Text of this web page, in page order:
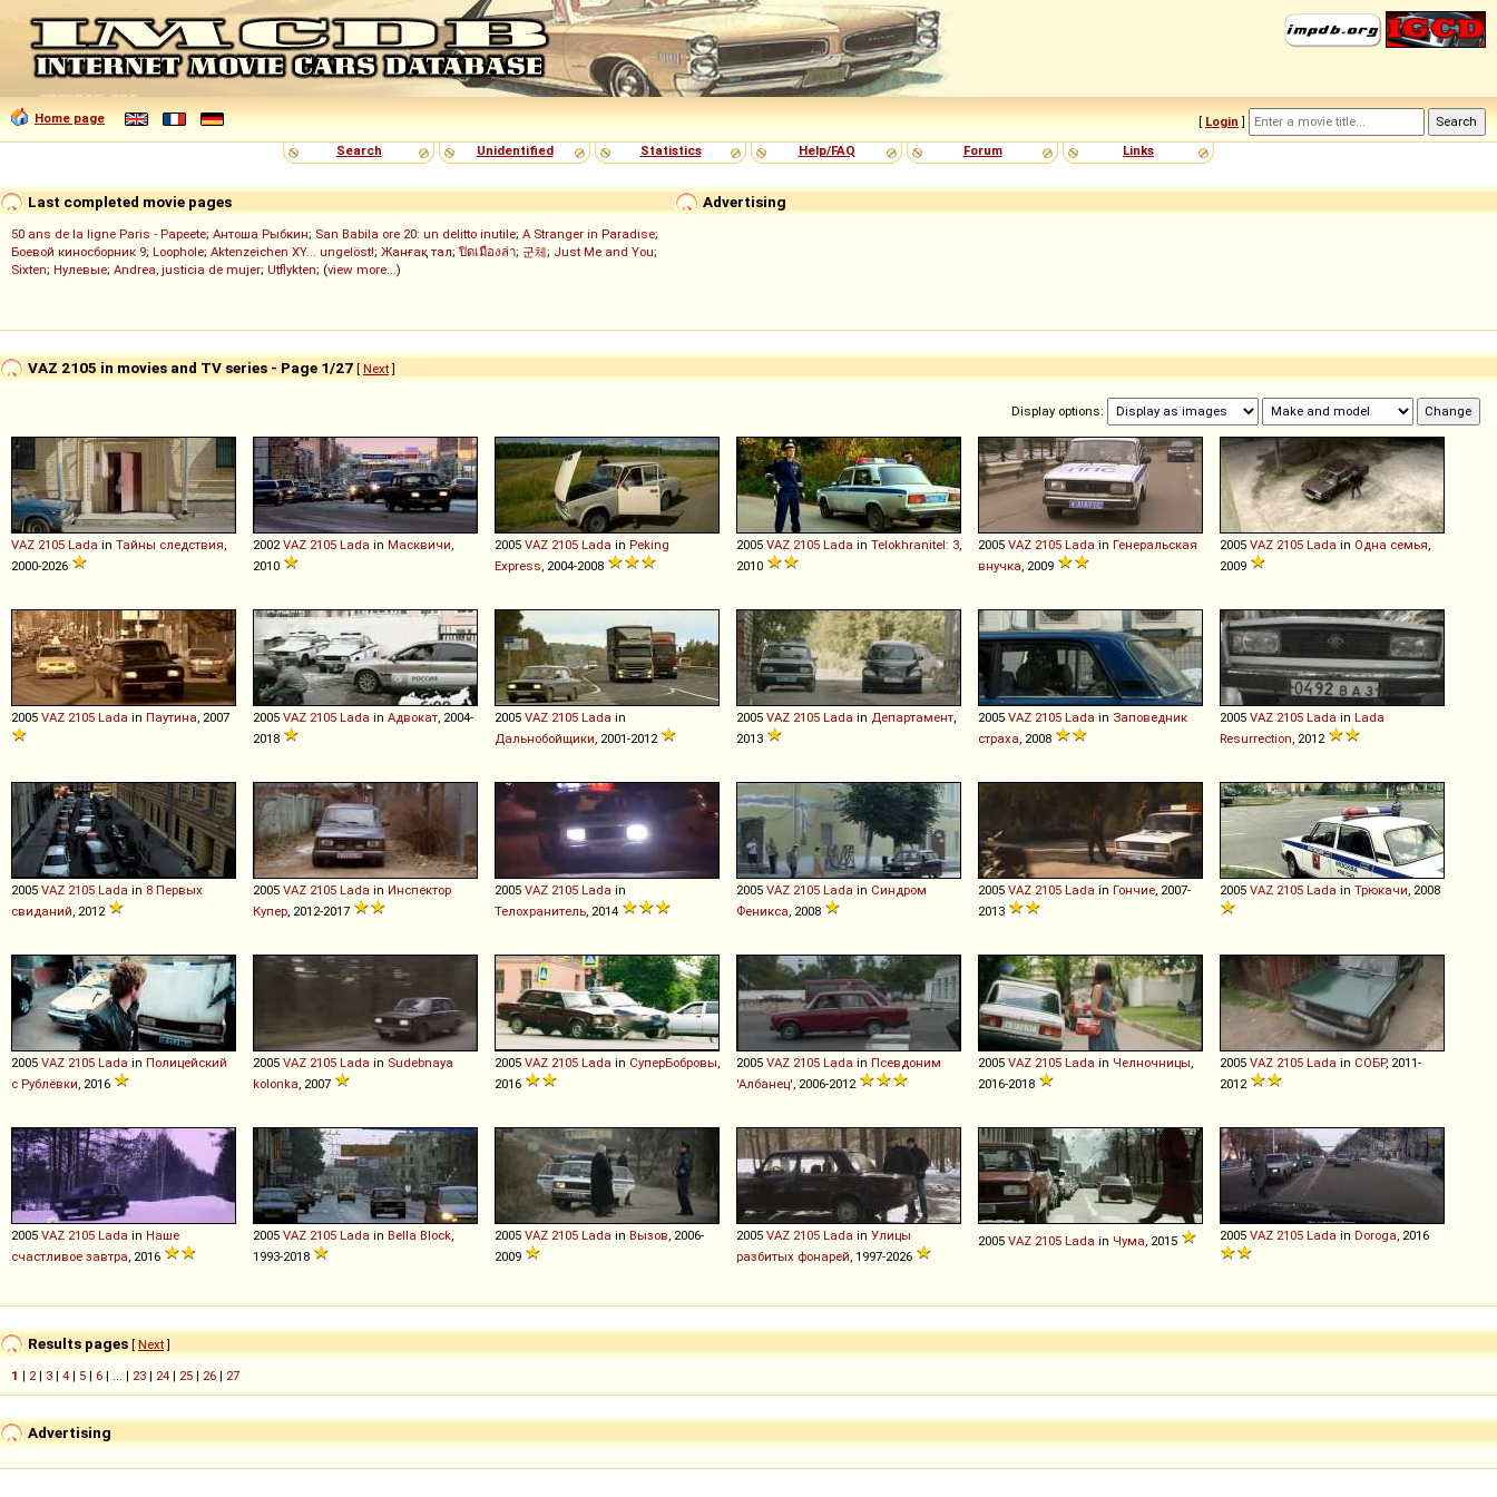
Home page [ Login ]
Search
Unidentified Statistics Help/FAQ Forum Links
Advertising
Last completed movie pages
50 ans de la ligne Paris - Papeete; Антоша Рыбкин; San Babila ore 20: un delitto inutile; A Stranger in Paradise;
Боевой киносборник 9; Loophole; Aktenzeichen XY... ungelöst!; Жанғақ тал; ปิดเมืองล่า; 군체; Just Me and You;
Sixten; Нулевые; Andrea, justicia de mujer; Utflykten; (view more...)
VAZ 2105 in movies and TV series - Page 1/27 [ Next]
Display options:
VAZ 2105 Lada in Тайны следствия
2000-2026
2002 VAZ 2105 Lada in Масквичи
2010
2005 VAZ 2105 Lada in Peking
Express , 2004-2008
2005 VAZ 2105 Lada in Telokhranitel: 3
2010
2005 VAZ 2105 Lada in Генеральская
внучка , 2009
2005 VAZ 2105 Lada in Одна семья
2009
2005 VAZ 2105 Lada in Паутина , 2007 2005 VAZ 2105 Lada in Адвокат , 2004-
2018
2005 VAZ 2105 Lada in
Дальнобойщики , 2001-2012
2005 VAZ 2105 Lada in Департамент
2013
2005 VAZ 2105 Lada in Заповедник
страха , 2008
2005 VAZ 2105 Lada in Lada
Resurrection , 2012
2005 VAZ 2105 Lada in 8 Первых
свиданий , 2012
2005 VAZ 2105 Lada in Инспектор
Купер , 2012-2017
2005 VAZ 2105 Lada in
Телохранитель , 2014
2005 VAZ 2105 Lada in Синдром
Феникса , 2008
2005 VAZ 2105 Lada in Гончие , 2007-
2013
2005 VAZ 2105 Lada in Трюкачи , 2008
2005 VAZ 2105 Lada in Полицейский
с Рублёвки , 2016
2005 VAZ 2105 Lada in Sudebnaya
kolonka , 2007
2005 VAZ 2105 Lada in СуперБобровы
2016
2005 VAZ 2105 Lada in Псевдоним
'Албанец' , 2006-2012
2005 VAZ 2105 Lada in Челночницы
2016-2018
2005 VAZ 2105 Lada in СОБР, 2011-
2012
2005 VAZ 2105 Lada in Наше
счастливое завтра , 2016
2005 VAZ 2105 Lada in Bella Block
1993-2018
2005 VAZ 2105 Lada in Вызов , 2006-
2009
2005 VAZ 2105 Lada in Улицы
разбитых фонарей , 1997-2026
2005 VAZ 2105 Lada in Чума , 2015 2005 VAZ 2105 Lada in Doroga , 2016
Results pages [ Next]
1 | 2 | 3 | 4 | 5 | 6 | ... | 23 | 24 | 25 | 26 | 27
Advertising